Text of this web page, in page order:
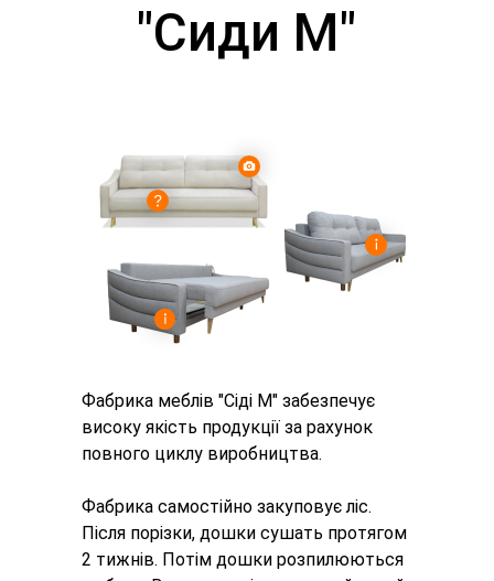
"Сиди М"
Фабрика меблів "Сіді М" забезпечує
високу якість продукції за рахунок
повного циклу виробництва.
Фабрика самостійно закуповує ліс.
Після порізки, дошки сушать протягом
2 тижнів. Потім дошки розпилюються